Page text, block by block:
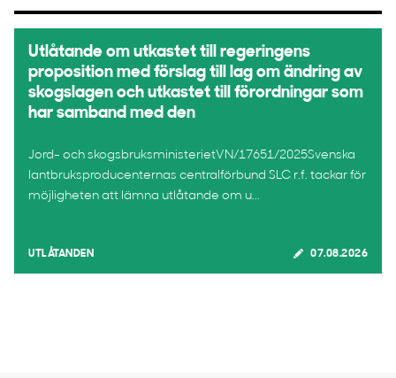
Utlåtande om utkastet till regeringens
proposition med förslag till lag om ändring av
skogslagen och utkastet till förordningar som
har samband med den
Jord- och skogsbruksministerietVN/17651/2025Svenska
lantbruksproducenternas centralförbund SLC r.f. tackar för
möjligheten att lämna utlåtande om u...
UTLÅTANDEN 07.08.2026